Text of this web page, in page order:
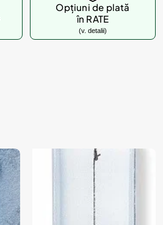
Opțiuni de plată
în RATE
(v. detalii)